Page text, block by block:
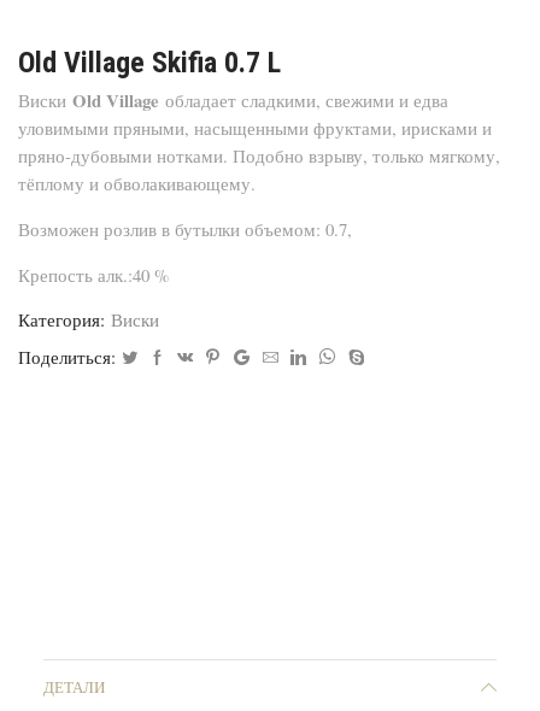
Old Village Skifia 0.7 L
Виски Old Village обладает сладкими, свежими и едва
уловимыми пряными, насыщенными фруктами, ирисками и
пряно-дубовыми нотками. Подобно взрыву, только мягкому,
тёплому и обволакивающему.
Возможен розлив в бутылки объемом: 0.7,
Крепость алк.:40 %
Категория: Виски
Поделиться:
ДЕТАЛИ